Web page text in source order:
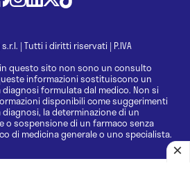
| Tutti i diritti riservati | P.IVA
questo sito non sono un consulto
informazioni sostituiscono un
formulata dal medico. Non si
disponibili come suggerimenti
la determinazione di un
o sospensione di un farmaco senza
di medicina generale o uno specialista.